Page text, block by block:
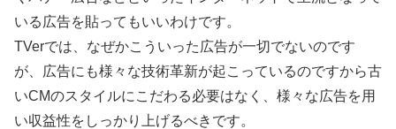
いる広告を貼ってもいいわけです。
TVerでは、なぜかこういった広告が一切でないのです
が、広告にも様々な技術革新が起こっているのですから古
いCMのスタイルにこだわる必要はなく、様々な広告を用
い収益性をしっかり上げるべきです。